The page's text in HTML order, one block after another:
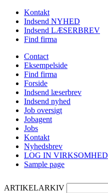
Kontakt
Indsend NYHED
Indsend LÆSERBREV
Find firma
Contact
Eksempelside
Find firma
Forside
Indsend læserbrev
Indsend nyhed
Job oversigt
Jobagent
Jobs
Kontakt
Nyhedsbrev
LOG IN VIRKSOMHED
Sample page
ARTIKELARKIV